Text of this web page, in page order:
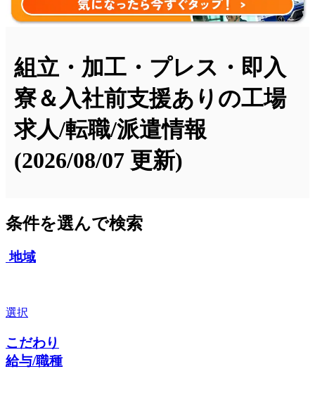
組立・加工・プレス・即入
寮＆入社前支援ありの工場
求人/転職/派遣情報
(2026/08/07 更新)
条件を選んで検索
地域
選択
こだわり
給与/職種